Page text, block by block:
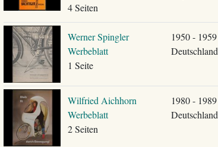
4 Seiten
Werner Spingler
Werbeblatt
1 Seite
1950 - 1959
Deutschland
Wilfried Aichhorn
Werbeblatt
2 Seiten
1980 - 1989
Deutschland